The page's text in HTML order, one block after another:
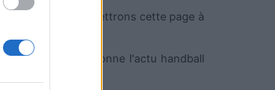
moment. Nous mettrons cette page à
qui sélectionne l'actu handball